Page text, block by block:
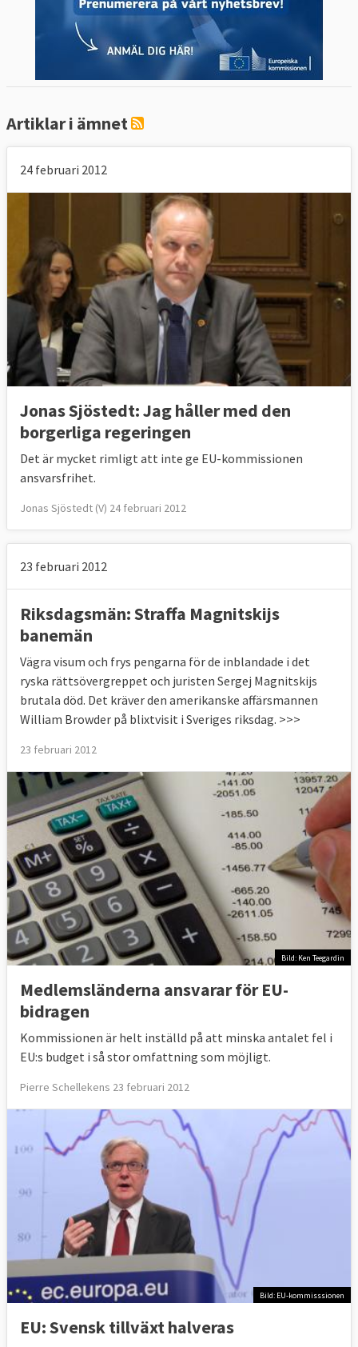
Artiklar i ämnet
24 februari 2012
Jonas Sjöstedt: Jag håller med den
borgerliga regeringen
Det är mycket rimligt att inte ge EU-kommissionen
ansvarsfrihet.
Jonas Sjöstedt (V) 24 februari 2012
23 februari 2012
Riksdagsmän: Straffa Magnitskijs
banemän
Vägra visum och frys pengarna för de inblandade i det
ryska rättsövergreppet och juristen Sergej Magnitskijs
brutala död. Det kräver den amerikanske affärsmannen
William Browder på blixtvisit i Sveriges riksdag. >>>
23 februari 2012
Bild: Ken Teegardin
Medlemsländerna ansvarar för EU-
bidragen
Kommissionen är helt inställd på att minska antalet fel i
EU:s budget i så stor omfattning som möjligt.
Pierre Schellekens 23 februari 2012
Bild: EU-kommisssionen
EU: Svensk tillväxt halveras